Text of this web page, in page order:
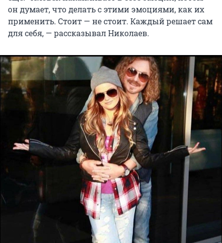
он думает, что делать с этими эмоциями, как их
применить. Стоит — не стоит. Каждый решает сам
для себя, — рассказывал Николаев.